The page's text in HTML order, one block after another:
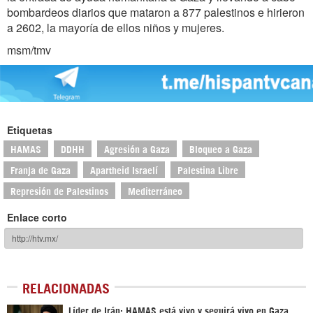
bombardeos diarios que mataron a 877 palestinos e hirieron
a 2602, la mayoría de ellos niños y mujeres.
msm/tmv
Etiquetas
HAMAS DDHH Agresión a Gaza Bloqueo a Gaza
Franja de Gaza Apartheid Israelí Palestina Libre
Represión de Palestinos Mediterráneo
Enlace corto
RELACIONADAS
Líder de Irán: HAMAS está vivo y seguirá vivo en Gaza